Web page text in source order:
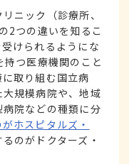
ニック（診療所、
2つの違いを知るこ
けられるようにな
つ医療機関のこと
取り組む国立病
規模病院や、地域
院などの種類に分
ホスピタルズ・
のがドクターズ・